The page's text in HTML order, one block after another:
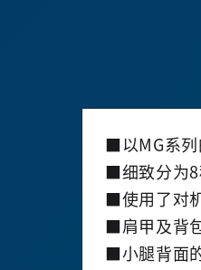
■以MG系列
■细致分为
■使用了对
■肩甲及背
■小腿背面